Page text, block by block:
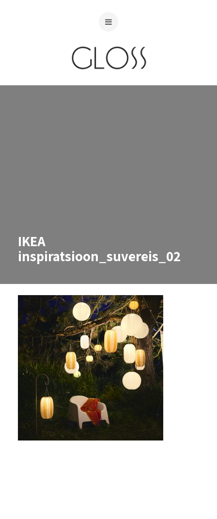
IKEA
inspiratsioon_suvereis_02
IKEA inspiratsioon_suvereis_02